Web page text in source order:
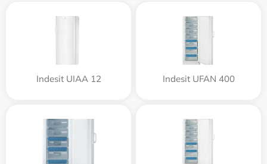
Indesit UIAA 12 Indesit UFAN 400